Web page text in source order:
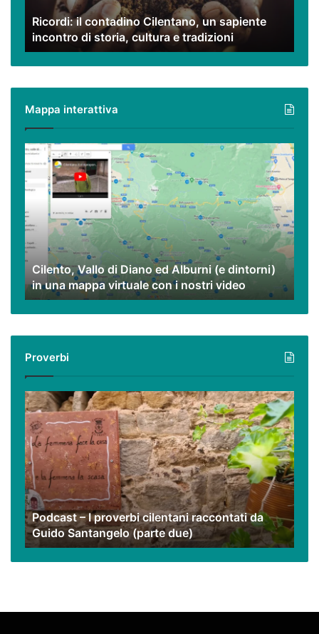
storia,
cultura
e
tradizioni
Ricordi: il contadino Cilentano, un sapiente
incontro di storia, cultura e tradizioni
Mappa interattiva
Cilento,
Vallo
di
Diano
ed
Alburni
(e
dintorni)
una
mappa
virtuale
nostri
video
Cilento, Vallo di Diano ed Alburni (e dintorni)
in una mappa virtuale con i nostri video
Proverbi
Podcast
–
I
proverbi
cilentani
raccontati
da
Guido
Santangelo
(parte
due)
Podcast – I proverbi cilentani raccontati da
Guido Santangelo (parte due)